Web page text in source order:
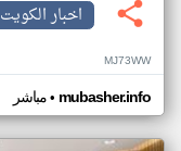
اخبار الكويت
MJ73WW
مباشر• mubasher.info